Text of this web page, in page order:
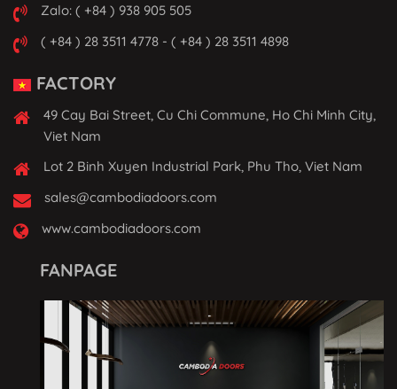
Zalo: ( +84 ) 938 905 505
( +84 ) 28 3511 4778 - ( +84 ) 28 3511 4898
FACTORY
49 Cay Bai Street, Cu Chi Commune, Ho Chi Minh City,
Viet Nam
Lot 2 Binh Xuyen Industrial Park, Phu Tho, Viet Nam
sales@cambodiadoors.com
www.cambodiadoors.com
FANPAGE